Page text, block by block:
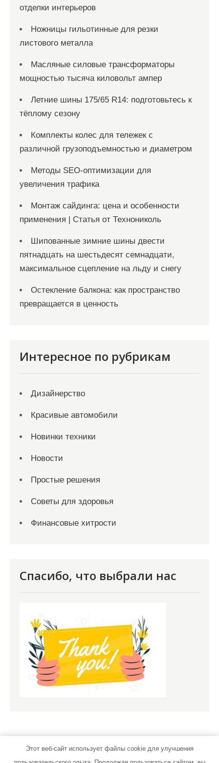
отделки интерьеров
Ножницы гильотинные для резки
листового металла
Масляные силовые трансформаторы
мощностью тысяча киловольт ампер
Летние шины 175/65 R14: подготовьтесь к
тёплому сезону
Комплекты колес для тележек с
различной грузоподъемностью и диаметром
Методы SEO-оптимизации для
увеличения трафика
Монтаж сайдинга: цена и особенности
применения | Статья от Технониколь
Шипованные зимние шины двести
пятнадцать на шестьдесят семнадцати,
максимальное сцепление на льду и снегу
Остекление балкона: как пространство
превращается в ценность
Интересное по рубрикам
Дизайнерство
Красивые автомобили
Новинки техники
Новости
Простые решения
Советы для здоровья
Финансовые хитрости
Спасибо, что выбрали нас
Этот веб-сайт использует файлы cookie для улучшения